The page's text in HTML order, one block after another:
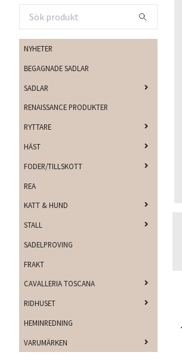
NYHETER
BEGAGNADE SADLAR
SADLAR
RENAISSANCE PRODUKTER
RYTTARE
HÄST
FODER/TILLSKOTT
REA
KATT & HUND
STALL
SADELPROVING
FRAKT
CAVALLERIA TOSCANA
RIDHUSET
HEMINREDNING
VARUMÄRKEN